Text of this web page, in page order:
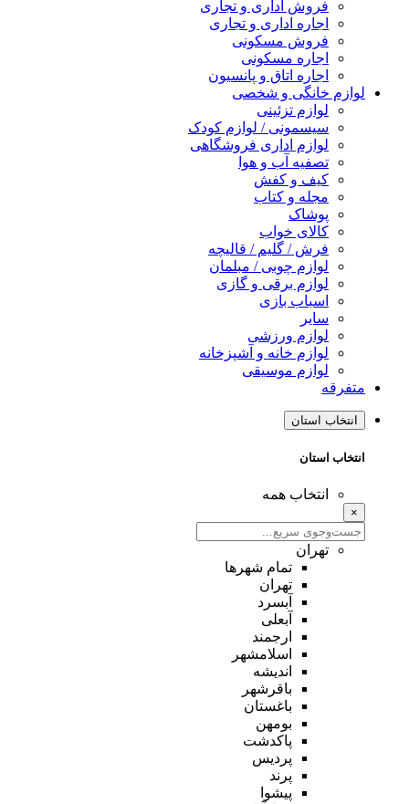
فروش اداری و تجاری
اجاره اداری و تجاری
فروش مسکونی
اجاره مسکونی
اجاره اتاق و پانسیون
لوازم خانگی و شخصی
لوازم تزئینی
سیسمونی / لوازم کودک
لوازم اداری فروشگاهی
تصفیه آب و هوا
کیف و کفش
مجله و کتاب
پوشاک
کالای خواب
فرش / گلیم / قالیچه
لوازم چوبی / مبلمان
لوازم برقی و گازی
اسباب بازی
سایر
لوازم ورزشی
لوازم خانه و آشپزخانه
لوازم موسیقی
متفرقه
انتخاب استان
انتخاب استان
انتخاب همه
×
تهران
تمام شهر‌ها
تهران
آبسرد
آبعلی
ارجمند
اسلامشهر
اندیشه
باقرشهر
باغستان
بومهن
پاکدشت
پردیس
پرند
پیشوا